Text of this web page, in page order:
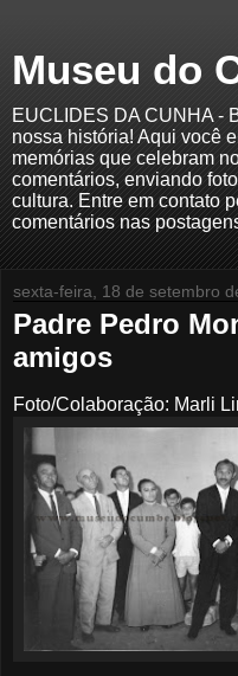
Museu do
EUCLIDES DA CUNHA -
nossa história! Aqui você
memórias que celebram
comentários, enviando
cultura. Entre em contato
comentários nas
sexta-feira, 18 de setembro
Padre Pedro
amigos
Foto/Colaboração: Marli